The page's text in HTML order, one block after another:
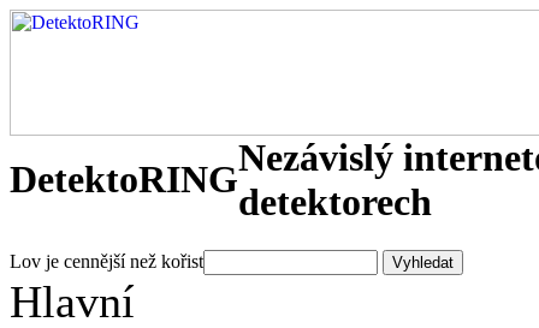
DetektoRINGNezávislý
detektorech
Lov je cennější než kořist
Hlavní